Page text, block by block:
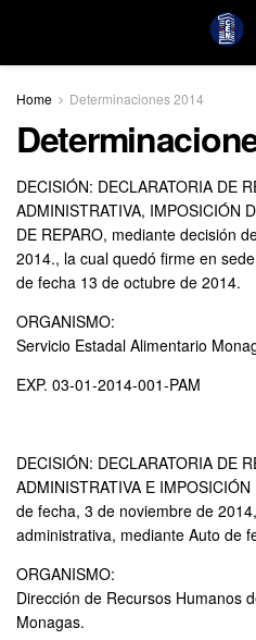
Home Determinaciones 2014
DECISIÓN: DECLARATORIA DE
ADMINISTRATIVA, IMPOSICIÓN
DE REPARO, mediante decisión
2014., la cual quedó firme en
de fecha 13 de octubre de 2014.
ORGANISMO:
Servicio Estadal Alimentario
EXP. 03-01-2014-001-PAM
DECISIÓN: DECLARATORIA DE
ADMINISTRATIVA E
de fecha, 3 de noviembre de
administrativa, mediante Auto de
ORGANISMO:
Dirección de Recursos Humanos
Monagas.